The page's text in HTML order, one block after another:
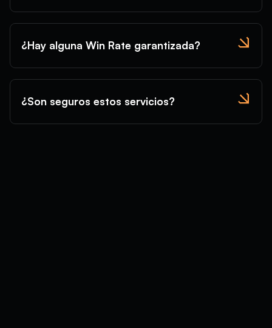
¿Hay alguna Win Rate garantizada?
¿Son seguros estos servicios?